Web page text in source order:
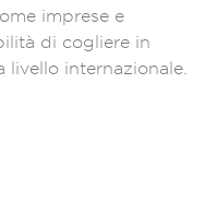
imprese e
di cogliere in
livello internazionale.